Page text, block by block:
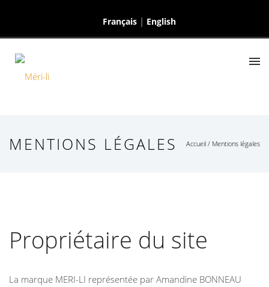
Français English
MENTIONS LÉGALES Accueil / Mentions légales
Propriétaire du site
La marque MERI-LI représentée par Amandine BONNEAU